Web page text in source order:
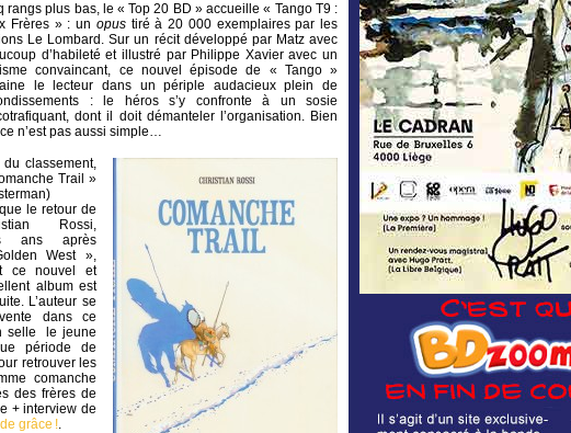
rangs plus bas, le « Top 20 BD » accueille « Tango T9 :
Frères » : un opustiré à 20 000 exemplaires par les
Le Lombard. Sur un récit développé par Matz avec
d’habileté et illustré par Philippe Xavier avec un
convaincant, ce nouvel épisode de « Tango »
le lecteur dans un périple audacieux plein de
: le héros s’y confronte à un sosie
dont il doit démanteler l’organisation. Bien
n’est pas aussi simple…
du classement,
Trail »
le retour de
Rossi,
ans après
West »,
ce nouvel et
album est
L’auteur se
dans ce
selle le jeune
période de
retrouver les
comanche
des frères de
+ interview de
grâce !.